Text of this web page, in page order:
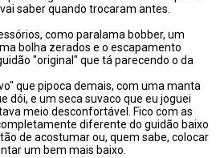
saber quando trocaram antes.
como paralama bobber, um
bolha zerados e o escapamento
"original" que tá parecendo o da
que pipoca demais, com uma manta
dói, e um seca suvaco que eu joguei
meio desconfortável. Fico com as
diferente do guidão baixo
de acostumar ou, quem sabe, colocar
um bem mais baixo.